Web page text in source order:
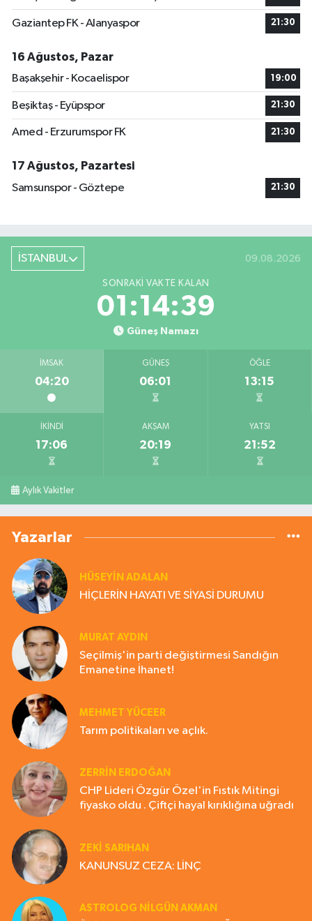
Gaziantep FK - Alanyaspor 21:30
16 Ağustos, Pazar
Başakşehir - Kocaelispor
19:00
Beşiktaş - Eyüpspor 21:30
Amed - Erzurumspor FK 21:30
17 Ağustos, Pazartesi
Samsunspor - Göztepe
21:30
İSTANBUL 09.08.2026
SONRAKI VAKTE KALAN
01:14:38
Güneş Namazı
İMSAK
04:20
GÜNEŞ
06:01
ÖĞLE
13:15
İKINDI
17:06
AKŞAM
20:19
YATSI
21:52
Aylık Vakitler
Yazarlar
HÜSEYIN ADALAN
HİÇLERİN HAYATI VE SİYASİ DURUMU
MURAT AYDIN
Seçilmiş'in parti değiştirmesi Sandığın
Emanetine İhanet!
MEHMET YÜCEER
Tarım politikaları ve açlık.
ZERRIN ERDOĞAN
CHP Lideri Özgür Özel'in Fıstık Mitingi
fiyasko oldu . Çiftçi hayal kırıklığına uğradı
ZEKI SARIHAN
KANUNSUZ CEZA: LİNÇ
ASTROLOG NILGÜN AKMAN